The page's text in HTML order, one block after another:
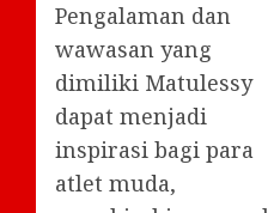
Pengalaman dan
wawasan yang
dimiliki Matulessy
dapat menjadi
inspirasi bagi para
atlet muda,